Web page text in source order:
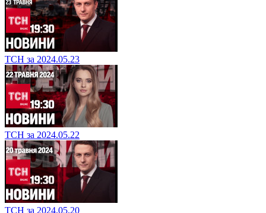
ТСН за 2024.05.23
ТСН за 2024.05.22
ТСН за 2024.05.20